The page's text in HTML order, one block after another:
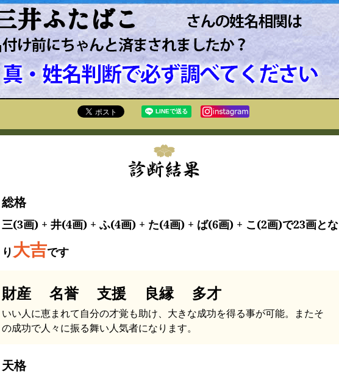
井ふたばこ
総格
三(3画) + 井(4画) + ふ(4画) + た(4画) + ば(6画) + こ(2画)で23画とな
り 大吉です
財産 名誉 支援 良縁 多才
いい人に恵まれて自分の才覚も助け、大きな成功を得る事が可能。またそ
の成功で人々に振る舞い人気者になります。
天格